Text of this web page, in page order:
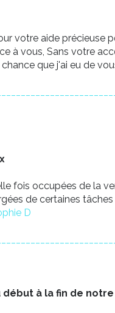
votre aide
à vous, Sans votre
que j'ai eu de
fois occupées de la
de certaines
D
début à la fin de